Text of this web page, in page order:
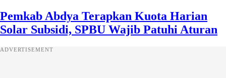
Pemkab Abdya Terapkan Kuota Harian
Solar Subsidi, SPBU Wajib Patuhi Aturan
ADVERTISEMENT